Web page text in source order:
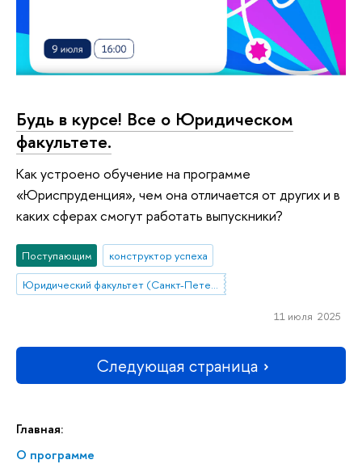
Главная:
О программе
Будь в курсе! Все о Юридическом
факультете.
Как устроено обучение на программе
«Юриспруденция», чем она отличается от других и в
каких сферах смогут работать выпускники?
Поступающим
конструктор успеха
11 июля 2025
Следующая страница